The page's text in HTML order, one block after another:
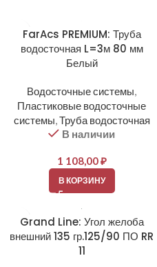
FarAcs PREMIUM: Труба
водосточная L=3м 80 мм
Белый
Водосточные системы,
Пластиковые водосточные
системы,Труба водосточная
В наличии
1 108,00₽
В КОРЗИНУ
Grand Line: Угол желоба
внешний 135 гр.125/90 ПО RR
11